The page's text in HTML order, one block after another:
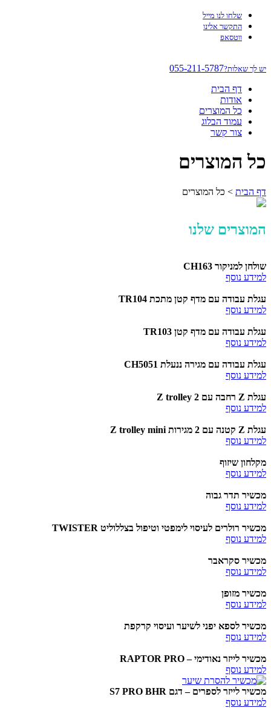
שלחו לנו מייל
התקשר אלינו
ווטסאפ
יש לך שאלות?055-211-5787
דף הבית
אודות
כל המוצרים
עמוד הבלוג
צור קשר
כל המוצרים
דף הבית > כל המוצרים
המוצרים שלנו
שולחן למניקור CH163
למידע נוסף
עגלת עבודה עם מדף קטן מתכת TR104
למידע נוסף
עגלת עבודה עם מדף קטן TR103
למידע נוסף
עגלת עבודה עם מגירה ננעלת CH5051
למידע נוסף
עגלת Z רחבה עם 2 Z trolley
למידע נוסף
עגלת Z קטנה עם 2 מגירות Z trolley mini
למידע נוסף
מקלחון שיזוף
למידע נוסף
מכשיר תדר גבוה
למידע נוסף
מכשיר רולרים לעיסוי לימפטי וטיפול בצללוליט TWISTER
למידע נוסף
מכשיר סקראבר
למידע נוסף
מכשיר מזופן
למידע נוסף
מכשיר לספא יפני לשיער ועיסוי קרקפת
למידע נוסף
מכשיר לייזר נאודימי – RAPTOR PRO
למידע נוסף
מכשיר לייזר לספרים – דגם S7 PRO BHR
למידע נוסף